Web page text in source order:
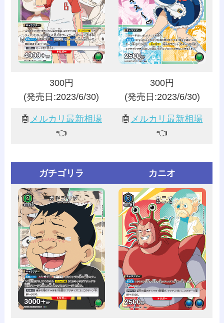
300円
(発売日:2023/6/30)
300円
(発売日:2023/6/30)
🤖 メルカリ最新相場
👈️
🤖 メルカリ最新相場
👈️
ガチゴリラ カニオ